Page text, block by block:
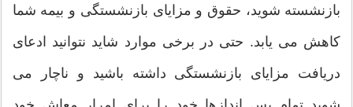
بازنشسته شوید، حقوق و مزایای بازنشستگی و بیمه شما
کاهش می یابد. حتی در برخی موارد شاید نتوانید ادعای
دریافت مزایای بازنشستگی داشته باشید و ناچار می